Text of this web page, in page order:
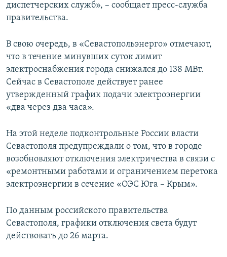
диспетчерских служб», – сообщает пресс-служба
правительства.
В свою очередь, в «Севастопольэнерго» отмечают,
что в течение минувших суток лимит
электроснабжения города снижался до 138 МВт.
Сейчас в Севастополе действует ранее
утвержденный график подачи электроэнергии
«два через два часа».
На этой неделе подконтрольные России власти
Севастополя предупреждали о том, что в городе
возобновляют отключения электричества в связи с
«ремонтными работами и ограничением перетока
электроэнергии в сечение «ОЭС Юга – Крым».
По данным российского правительства
Севастополя, графики отключения света будут
действовать до 26 марта.